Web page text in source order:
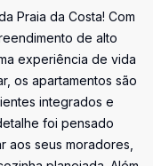
Praia da Costa! Com
de alto
experiência de vida
os apartamentos são
integrados e
foi pensado
seus moradores,